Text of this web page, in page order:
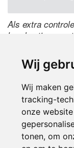
Wij
Wij maken
tracking-
onze
tonen, om
Als extra
handmatige
de code te